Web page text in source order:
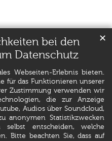
bei den
Datenschutz
Webseiten-Erlebnis bieten.
für das Funktionieren unserer
Zustimmung verwenden wir
die zur Anzeige
Audios über Soundcloud,
anonymen Statistikzwecken
entscheiden, welche
Bitte beachten Sie, dass auf
✕